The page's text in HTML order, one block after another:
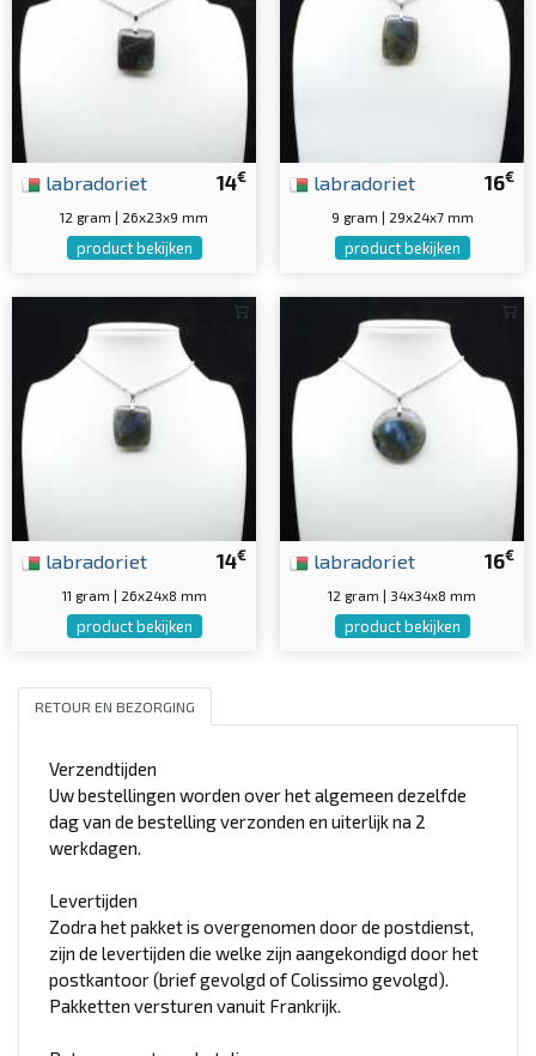
14€
labradoriet
12 gram | 26x23x9 mm
product bekijken
16€
labradoriet
9 gram | 29x24x7 mm
product bekijken
14€
labradoriet
11 gram | 26x24x8 mm
product bekijken
16€
labradoriet
12 gram | 34x34x8 mm
product bekijken
RETOUR EN BEZORGING
Verzendtijden
Uw bestellingen worden over het algemeen dezelfde
dag van de bestelling verzonden en uiterlijk na 2
werkdagen.
Levertijden
Zodra het pakket is overgenomen door de postdienst,
zijn de levertijden die welke zijn aangekondigd door het
postkantoor (brief gevolgd of Colissimo gevolgd).
Pakketten versturen vanuit Frankrijk.